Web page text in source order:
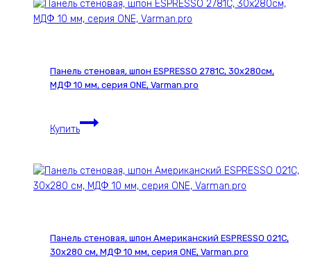
Панель стеновая, шпон ESPRESSO 2781С, 30х280см,
МДФ 10 мм, серия ONE, Varman.pro
Купить
Панель
стеновая,
2781С,
мм,
серия
Панель стеновая, шпон Американский ESPRESSO 021С,
30х280 см, МДФ 10 мм, серия ONE, Varman.pro